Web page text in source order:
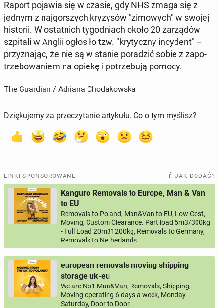
Raport pojawia się w czasie, gdy NHS zmaga się z
jednym z naj­gor­szych kry­zy­sów "zi­mo­wych" w swojej
hi­sto­rii. W ostat­nich ty­go­dniach około 20 za­rzą­dów
szpi­ta­li w Anglii ogło­si­ło tzw. "kry­tycz­ny in­cy­dent" –
przy­zna­jąc, że nie są w stanie po­ra­dzić sobie z za­po­
trze­bo­wa­niem na opiekę i po­trze­bu­ją pomocy.
The Guardian / Adriana Chodakowska
Dziękujemy za przeczytanie artykułu. Co o tym myślisz?
LINKI SPONSOROWANE JAK DODAĆ?
Kanguro Removals to Europe, Man & Van
to EU
Removals to Poland, Man&Van to EU, Low Cost,
Moving, Custom Clearance. Part load 5m3/300kg
- Full Load 20m31200kg, Removals to Germany,
Removals to Netherlands
european removals moving shipping
storage uk-eu
We are No1 Man&Van, Removals, Shipping,
Moving operating 6 days a week, Monday-
Saturday, Door to Door.